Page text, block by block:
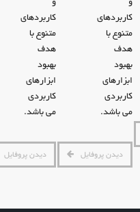
و
کاربردهای
متنوع با
هدف
بهبود
ابزارهای
کاربردی
می باشد.
دیدن پروفایل
و
کاربردهای
متنوع با
هدف
بهبود
ابزارهای
کاربردی
می باشد.
دیدن پروفایل